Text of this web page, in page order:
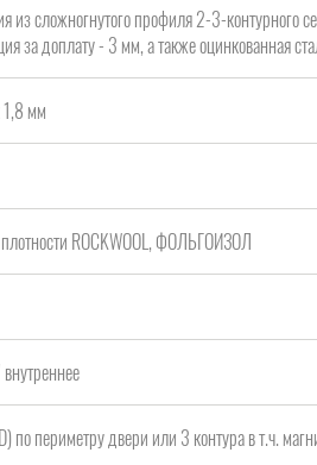
из сложногнутого профиля 2-3-контурного
за доплату - 3 мм, а также оцинкованная
1,8 мм
ROCKWOOL, ФОЛЬГОИЗОЛ
по периметру двери или 3 контура в т.ч.